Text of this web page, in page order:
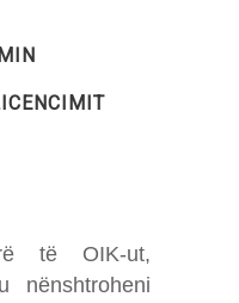
të OIK-ut,
nënshtroheni